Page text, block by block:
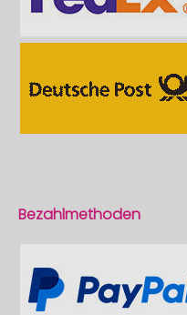
Bezahlmethoden